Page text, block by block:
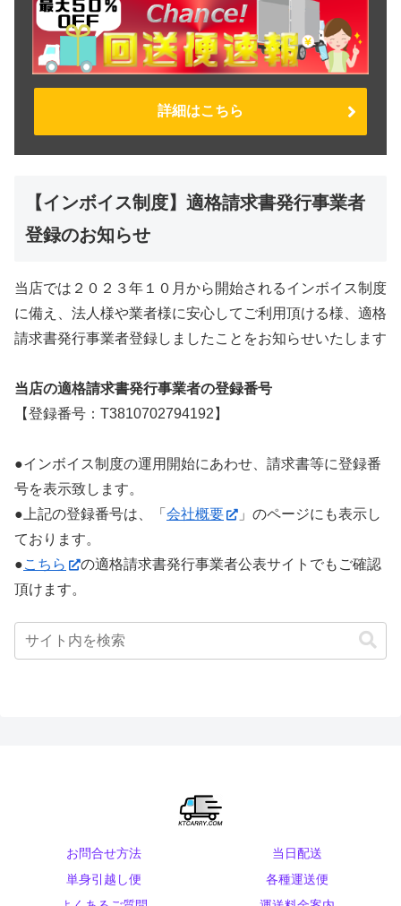
詳細はこちら
【インボイス制度】適格請求書発行事業者
登録のお知らせ
当店では２０２３年１０月から開始されるインボイス制度
に備え、法人様や業者様に安心してご利用頂ける様、適格
請求書発行事業者登録しましたことをお知らせいたします
当店の適格請求書発行事業者の登録番号
【登録番号：T3810702794192】
●インボイス制度の運用開始にあわせ、請求書等に登録番
号を表示致します。
●上記の登録番号は、「 会社概要
」のページにも表示し
ております。
●こちら
の適格請求書発行事業者公表サイトでもご確認
頂けます。
お問合せ方法
当日配送
単身引越し便
各種運送便